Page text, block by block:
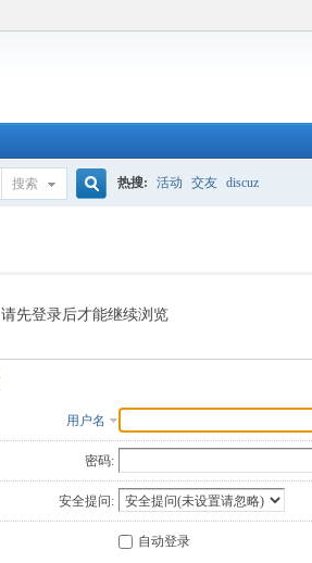
搜索
索
热搜: 活动 交友 discuz
请先登录后才能继续浏览
用户名
密码:
安全提问:
自动登录